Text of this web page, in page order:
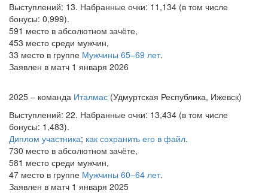
Выступлений: 13. Набранные очки: 11,134 (в том числе
бонусы: 0,999).
591 место в абсолютном зачёте,
453 место среди мужчин,
33 место в группе Мужчины 65–69 лет.
Заявлен в матч 1 января 2026
2025 – команда Италмас (Удмуртская Республика, Ижевск)
Выступлений: 22. Набранные очки: 13,434 (в том числе
бонусы: 1,483).
Диплом участника; как сохранить его в файл.
730 место в абсолютном зачёте,
581 место среди мужчин,
47 место в группе Мужчины 60–64 лет.
Заявлен в матч 1 января 2025